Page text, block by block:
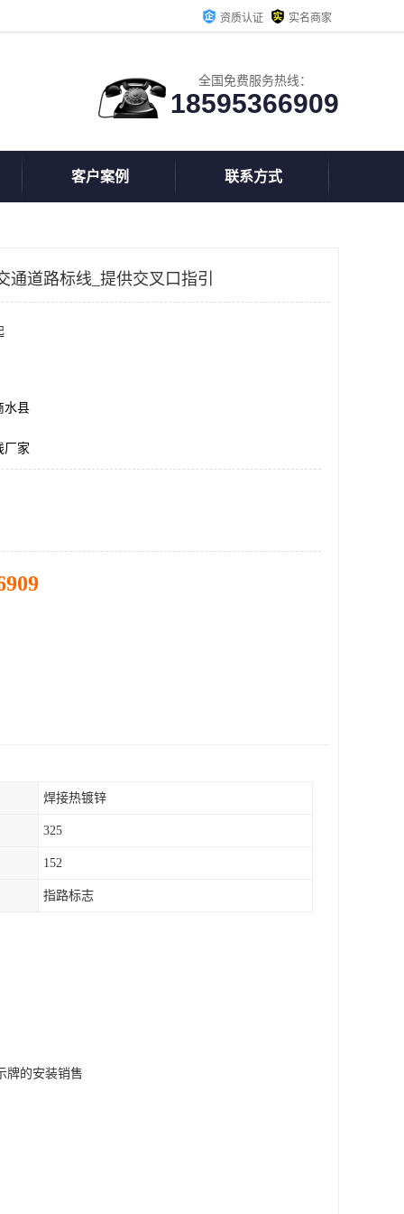
资质认证 实名商家
全国免费服务热线：
18595366909
客户案例 联系方式
通道路标线_提供交叉口指引
水县
厂家
焊接热镀锌
325
152
指路标志
牌的安装销售